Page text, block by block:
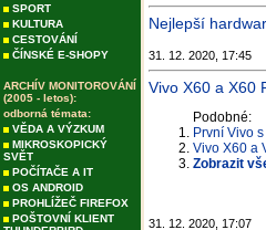
SPORT
KULTURA
CESTOVÁNÍ
ČÍNSKÉ E-SHOPY
ARCHÍV MONITOROVÁNÍ
(2005 - letos):
odborná témata:
VĚDA A VÝZKUM
MIKROSKOPICKÝ
SVĚT
POČÍTAČE A IT
OS ANDROID
PROHLÍŽEČ FIREFOX
POŠTOVNÍ KLIENT
Nejlepší
31. 12. 2020, 17:45
Vivo X60 a X60
Podobné:
První Vivo
Vivo X60 a
Zobrazit
31. 12. 2020, 17:07